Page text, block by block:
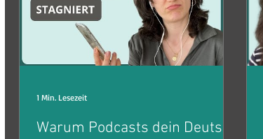
Warum Podcasts dein Deutsch
1 Min. Lesezeit